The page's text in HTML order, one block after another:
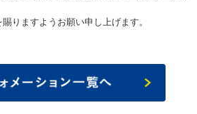
りますようお願い申し上げます。